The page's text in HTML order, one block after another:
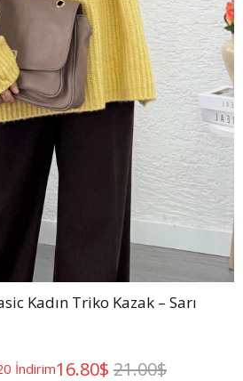
Kadın Triko Kazak – Sarı
İndirim 21.00$
16.80$